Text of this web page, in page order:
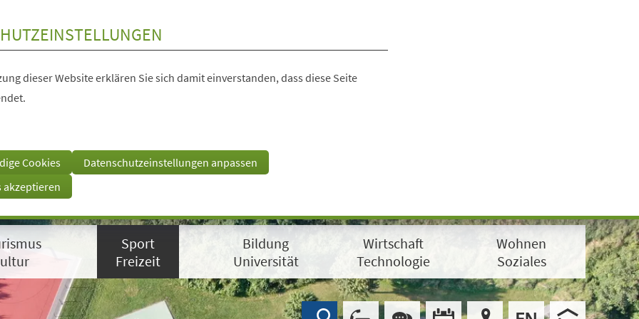
dieser Website erklären Sie sich damit einverstanden, dass diese Seite
Cookies
Datenschutzeinstellungen anpassen
akzeptieren
Sport
Freizeit
Bildung
Universität
Wirtschaft
Technologie
Wohnen
Soziales